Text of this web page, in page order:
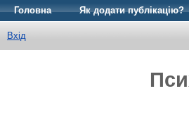
Головна Як додати публікацію?
Вхід